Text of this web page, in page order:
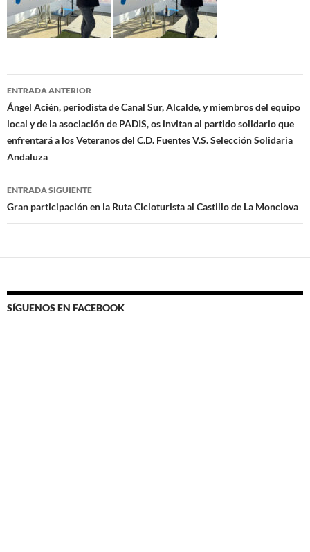
Navegación
de
entradas
ENTRADA ANTERIOR
Ángel Acién, periodista de Canal Sur, Alcalde, y miembros del equipo
local y de la asociación de PADIS, os invitan al partido solidario que
enfrentará a los Veteranos del C.D. Fuentes V.S. Selección Solidaria
Andaluza
ENTRADA SIGUIENTE
Gran participación en la Ruta Cicloturista al Castillo de La Monclova
SÍGUENOS EN FACEBOOK